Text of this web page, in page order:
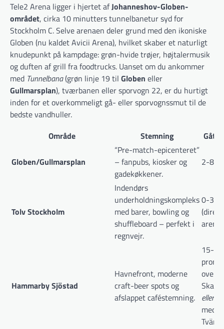
Tele2 Arena ligger i hjertet afJohanneshov-Globen-
området, cirka 10 minutters tunnelbanetur syd for
Stockholm C. Selve arenaen deler grund med den ikoniske
Globen (nu kaldet Avicii Arena), hvilket skaber et naturligt
knudepunkt på kampdage: grøn-hvide trøjer, højtalermusik
og duften af grill fra foodtrucks. Uanset om du ankommer
med Tunnelbana(grøn linje 19 til Globen eller
Gullmarsplan), tværbanen eller sporvogn 22, er du hurtigt
inden for et overkommeligt gå- eller sporvognssmut til de
bedste vandhuller.
Område
Stemning
Globen/Gullmarsplan
“Pre-match-epicenteret”
– fanpubs, kiosker og
gadekøkkener.
2-8
Tolv Stockholm
Indendørs
underholdningskompleks
med barer, bowling og
shuffleboard – perfekt i
regnvejr.
0-3
Hammarby Sjöstad
Havnefront, moderne
craft-beer spots og
afslappet caféstemning.
15-
over
eller
med